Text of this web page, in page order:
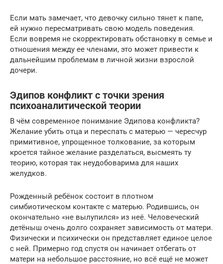
Если мать замечает, что девочку сильно тянет к папе,
ей нужно пересматривать свою модель поведения.
Если вовремя не скорректировать обстановку в семье и
отношения между ее членами, это может привести к
дальнейшим проблемам в личной жизни взрослой
дочери.
Эдипов конфликт с точки зрения
психоаналитической теории
В чём современное понимание Эдипова конфликта?
Желание убить отца и переспать с матерью — чересчур
примитивное, упрощенное толкование, за которым
кроется тайное желание разделаться, высмеять ту
теорию, которая так неудобоварима для наших
желудков.
Рожденный ребёнок состоит в плотном
симбиотическом контакте с матерью. Родившись, он
окончательно «не вылупился» из неё. Человеческий
детёныш очень долго сохраняет зависимость от матери.
Физически и психически он представляет единое целое
с ней. Примерно год спустя он начинает отбегать от
матери на небольшое расстояние, но всё ещё не может